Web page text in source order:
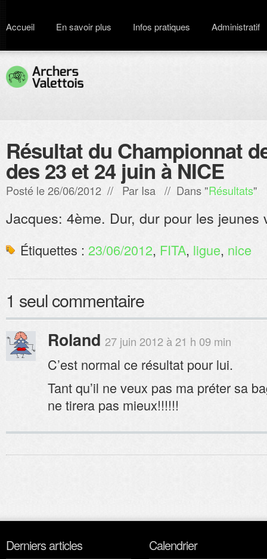
Accueil En savoir plus Infos pratiques Administratif
Résultat du Championnat
des 23 et 24 juin à NICE
Posté le 26/06/2012 // Par Isa // Dans "Résultats"
Jacques: 4ème. Dur, dur pour les jeunes
Étiquettes : 23/06/2012, FITA, ligue, nice
1 seul commentaire
Roland 27 juin 2012 à 21 h 09 min
C’est normal ce résultat pour lui.
Tant qu’il ne veux pas ma préter sa
ne tirera pas mieux!!!!!!
Derniers articles Calendrier